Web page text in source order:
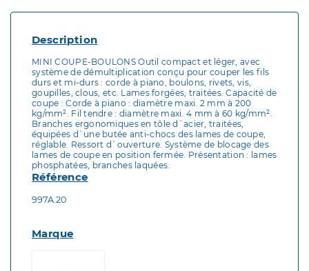
Description
MINI COUPE-BOULONS Outil compact et léger, avec
système de démultiplication conçu pour couper les fils
durs et mi-durs : corde à piano, boulons, rivets, vis,
goupilles, clous, etc. Lames forgées, traitées. Capacité de
coupe : Corde à piano : diamètre maxi. 2 mm à 200
kg/mm². Fil tendre : diamètre maxi. 4 mm à 60 kg/mm².
Branches ergonomiques en tôle d`acier, traitées,
équipées d`une butée anti-chocs des lames de coupe,
réglable. Ressort d`ouverture. Système de blocage des
lames de coupe en position fermée. Présentation : lames
phosphatées, branches laquées.
Référence
997A.20
Marque